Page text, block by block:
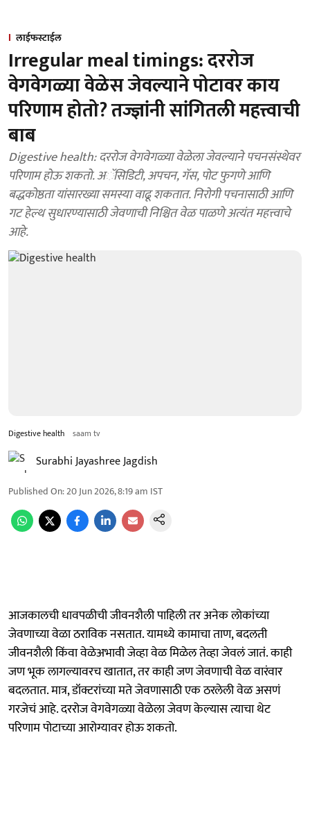
लाईफस्टाईल
Irregular meal timings: दररोज
वेगवेगळ्या वेळेस जेवल्याने पोटावर काय
परिणाम होतो? तज्ज्ञांनी सांगितली महत्त्वाची
बाब
Digestive health: दररोज वेगवेगळ्या वेळेला जेवल्याने पचनसंस्थेवर
परिणाम होऊ शकतो. अॅसिडिटी, अपचन, गॅस, पोट फुगणे आणि
बद्धकोष्ठता यांसारख्या समस्या वाढू शकतात. निरोगी पचनासाठी आणि
गट हेल्थ सुधारण्यासाठी जेवणाची निश्चित वेळ पाळणे अत्यंत महत्त्वाचे
आहे.
Digestive health saam tv
Surabhi Jayashree Jagdish
Published On:20 Jun 2026, 8:19 am IST
आजकालची धावपळीची जीवनशैली पाहिली तर अनेक लोकांच्या
जेवणाच्या वेळा ठराविक नसतात. यामध्ये कामाचा ताण, बदलती
जीवनशैली किंवा वेळेअभावी जेव्हा वेळ मिळेल तेव्हा जेवलं जातं. काही
जण भूक लागल्यावरच खातात, तर काही जण जेवणाची वेळ वारंवार
बदलतात. मात्र, डॉक्टरांच्या मते जेवणासाठी एक ठरलेली वेळ असणं
गरजेचं आहे. दररोज वेगवेगळ्या वेळेला जेवण केल्यास त्याचा थेट
परिणाम पोटाच्या आरोग्यावर होऊ शकतो.